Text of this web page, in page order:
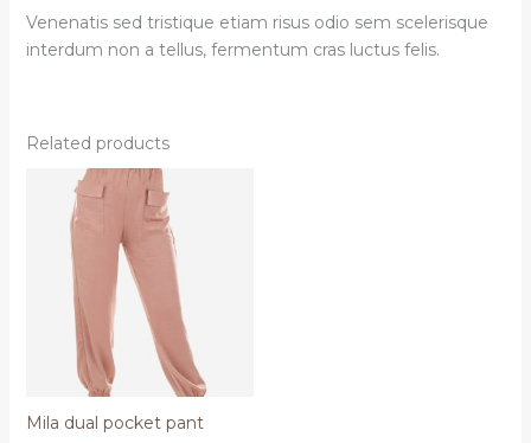
Venenatis sed tristique etiam risus odio sem scelerisque
interdum non a tellus, fermentum cras luctus felis.
Related products
Mila dual pocket pant